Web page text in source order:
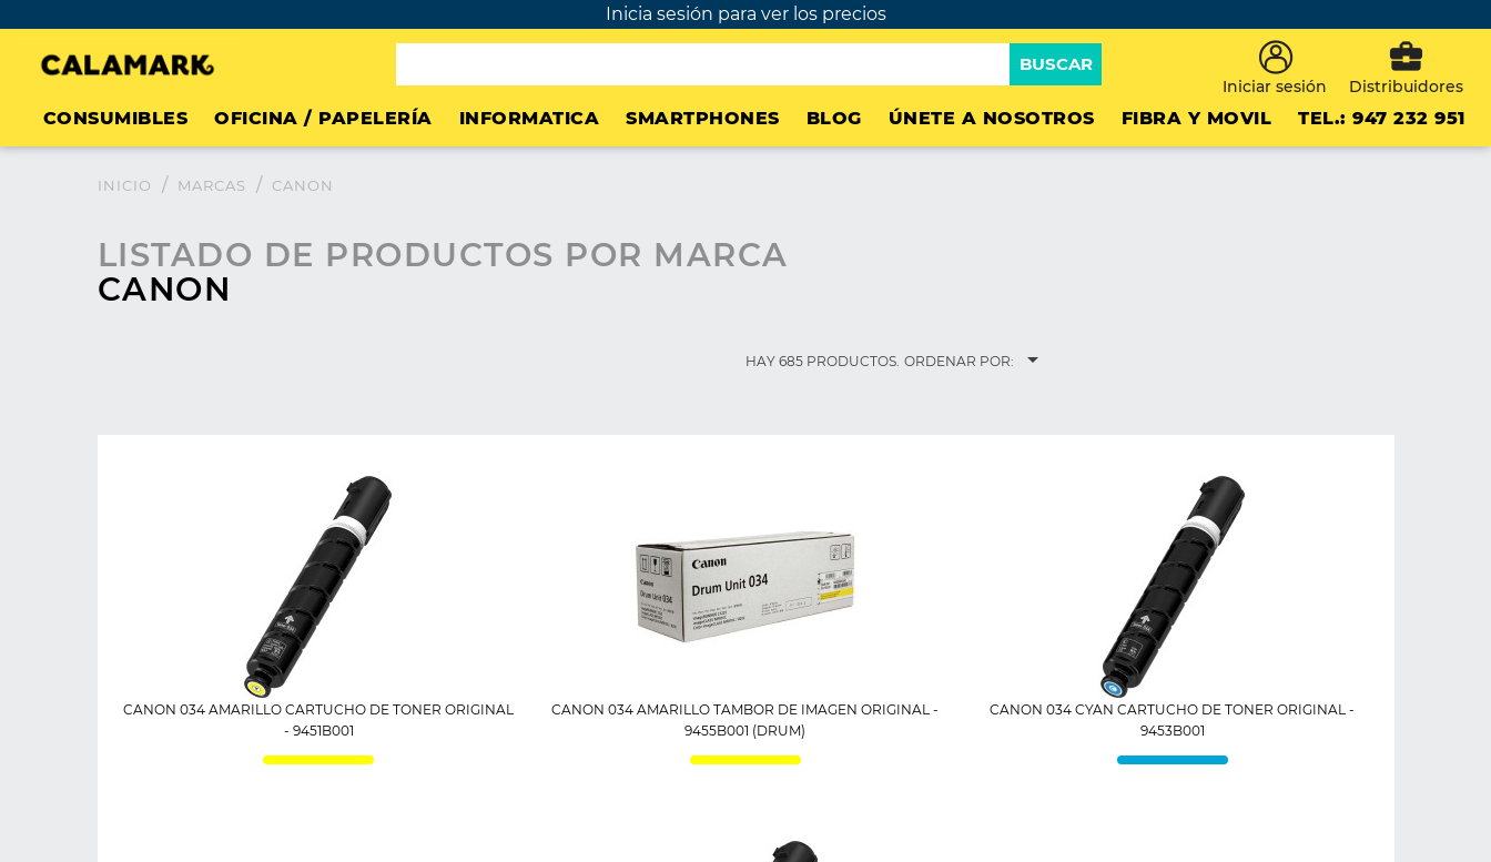
Inicia sesión para ver los precios
BUSCAR
Iniciar sesión
business_center
Distribuidores
CONSUMIBLES OFICINA / PAPELERÍA INFORMATICA SMARTPHONES BLOG ÚNETE A NOSOTROS FIBRA Y MOVIL TEL.: 947 232 951
INICIO MARCAS CANON
LISTADO DE PRODUCTOS POR MARCA
CANON
HAY 685 PRODUCTOS. ORDENAR POR: 
CANON 034 AMARILLO CARTUCHO DE TONER ORIGINAL
- 9451B001
CANON 034 AMARILLO TAMBOR DE IMAGEN ORIGINAL -
9455B001 (DRUM)
CANON 034 CYAN CARTUCHO DE TONER ORIGINAL -
9453B001